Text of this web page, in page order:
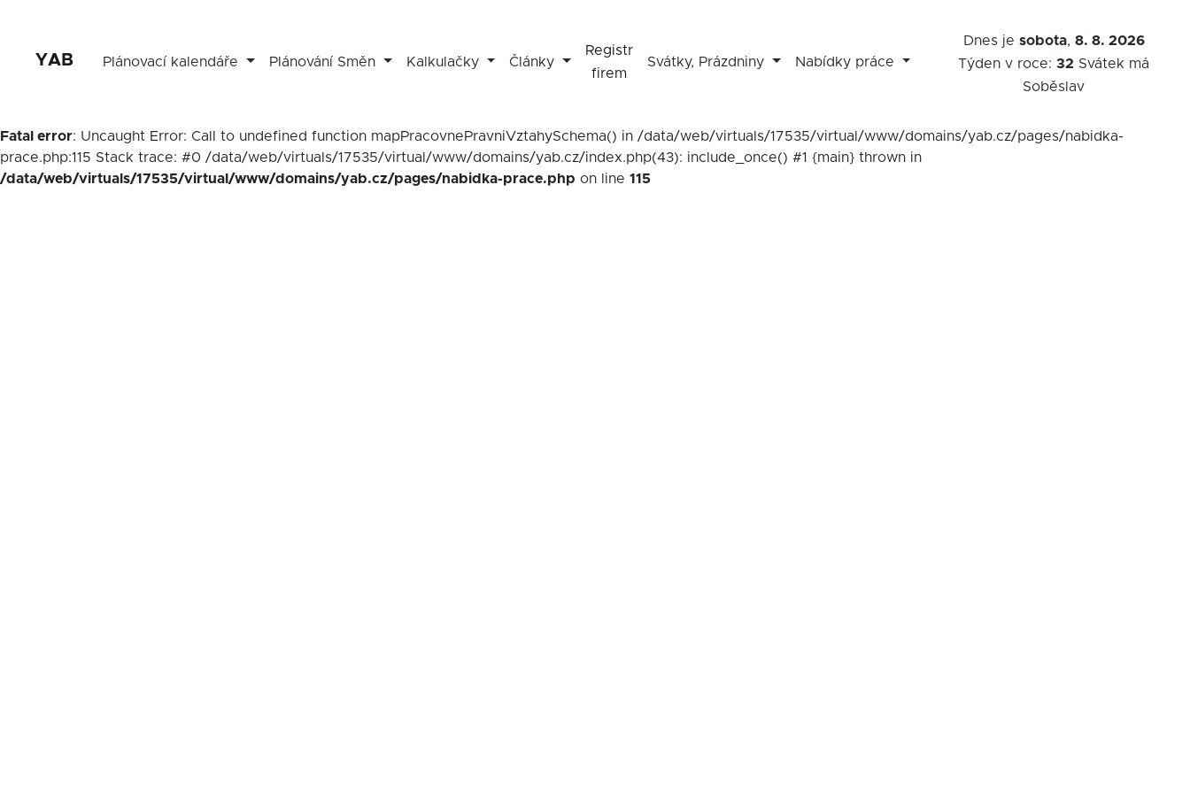
YAB Plánovací kalendáře Plánování Směn Kalkulačky Články
Registr
firem
Svátky, Prázdniny Nabídky práce
Dnes je sobota, 8. 8. 2026
Týden v roce:32 Svátek má
Soběslav
Fatal error: Uncaught Error: Call to undefined function mapPracovnePravniVztahySchema() in /data/web/virtuals/17535/virtual/www/domains/yab.cz/pages/nabidka-
prace.php:115 Stack trace: #0 /data/web/virtuals/17535/virtual/www/domains/yab.cz/index.php(43): include_once() #1 {main} thrown in
/data/web/virtuals/17535/virtual/www/domains/yab.cz/pages/nabidka-prace.php on line 115